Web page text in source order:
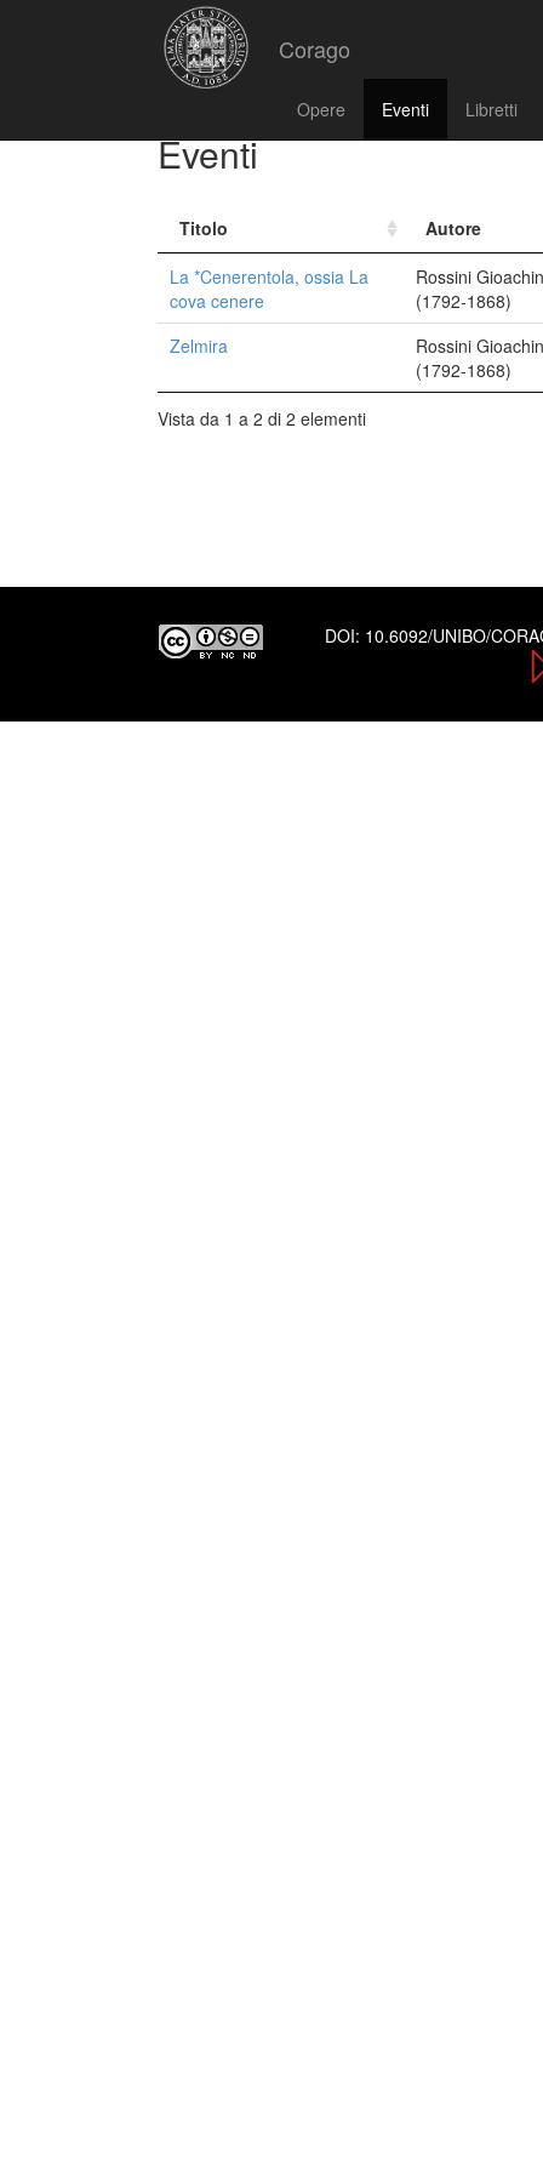
Corago
Opere Eventi Libretti
Eventi
Titolo
Autore
La *Cenerentola, ossia La
cova cenere
Rossini
(1792-1868)
Zelmira
Rossini
(1792-1868)
Vista da 1 a 2 di 2 elementi
DOI: 10.6092/UNIBO/